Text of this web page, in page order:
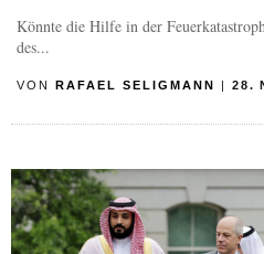
Könnte die Hilfe in der
des...
VON RAFAEL SELIGMANN 28.